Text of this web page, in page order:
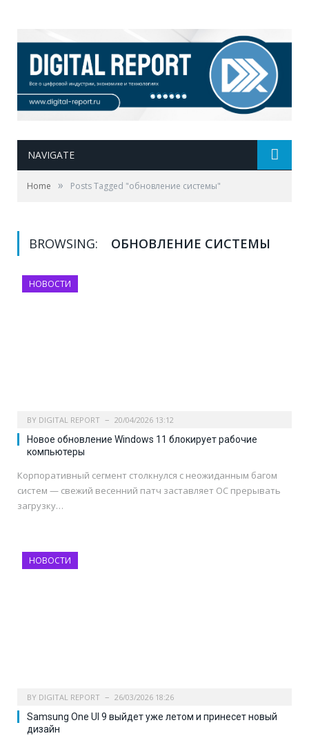
NAVIGATE
Home » Posts Tagged "обновление системы"
BROWSING: ОБНОВЛЕНИЕ СИСТЕМЫ
НОВОСТИ
BY DIGITAL REPORT 20/04/2026 13:12
Новое обновление Windows 11 блокирует рабочие
компьютеры
Корпоративный сегмент столкнулся с неожиданным багом
систем — свежий весенний патч заставляет ОС прерывать
загрузку…
НОВОСТИ
BY DIGITAL REPORT 26/03/2026 18:26
Samsung One UI 9 выйдет уже летом и принесет новый
дизайн